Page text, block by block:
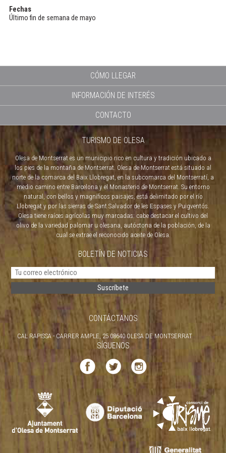
Fechas
Último fin de semana de mayo
CÓMO LLEGAR
INFORMACIÓN DE INTERÉS
CONTACTO
TURISMO DE OLESA
Olesa de Montserrat es un municipio rico en cultura y tradición ubicado a
los pies de la montaña de Montserrat. Olesa de Montserrat está situado al
norte de la comarca del Baix Llobregat, en la subcomarca del Montserratí, a
medio camino entre Barcelona y el Monasterio de Montserrat. Su entorno
natural, con bellos y magníficos paisajes, está delimitado por el río
Llobregat y por las sierras de Sant Salvador de les Espases y Puigventós.
Olesa tiene raíces agrícolas muy marcadas: cabe destacar el cultivo del
olivo de la variedad palomar u olesana, autóctona de la población, de la
cual se extrae el reconocido aceite de Olesa.
BOLETÍN DE NOTICIAS
CONTÁCTANOS
CAL RAPISSA - CARRER AMPLE, 25 08640 OLESA DE MONTSERRAT
SÍGUENOS